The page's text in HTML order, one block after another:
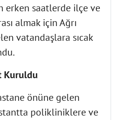
erken saatlerde ilçe ve
almak için Ağrı
vatandaşlara sıcak
Kuruldu
önüne gelen
polikliniklere ve